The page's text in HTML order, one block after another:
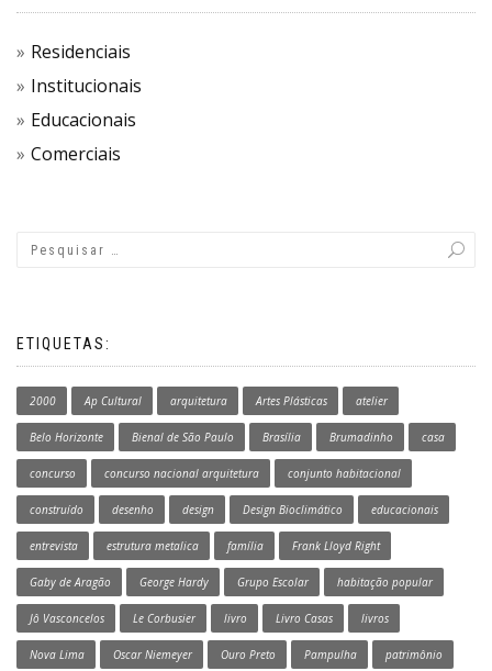
Residenciais
Institucionais
Educacionais
Comerciais
ETIQUETAS:
2000 Ap Cultural arquitetura Artes Plásticas atelier
Belo Horizonte Bienal de São Paulo Brasília Brumadinho casa
concurso concurso nacional arquitetura conjunto habitacional
construído desenho design Design Bioclimático educacionais
entrevista estrutura metalica família Frank Lloyd Right
Gaby de Aragão George Hardy Grupo Escolar habitação popular
Jô Vasconcelos Le Corbusier livro Livro Casas livros
Nova Lima Oscar Niemeyer Ouro Preto Pampulha patrimônio